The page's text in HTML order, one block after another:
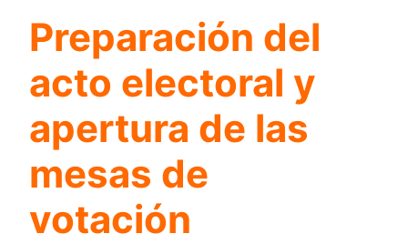
Preparación del
acto electoral y
apertura de las
mesas de
votación